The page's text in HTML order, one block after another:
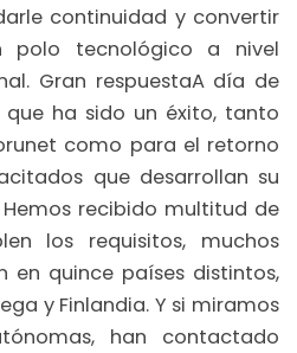
continuidad y convertir
polo tecnológico a nivel
Gran respuestaA día de
ha sido un éxito, tanto
como para el retorno
que desarrollan su
recibido multitud de
los requisitos, muchos
en quince países distintos,
y Finlandia. Y si miramos
han contactado